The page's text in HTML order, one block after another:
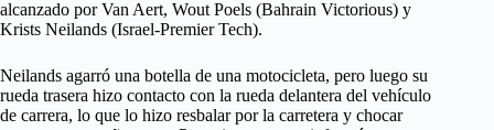
alcanzado por Van Aert, Wout Poels (Bahrain Victorious) y
Krists Neilands (Israel-Premier Tech).
Neilands agarró una botella de una motocicleta, pero luego su
rueda trasera hizo contacto con la rueda delantera del vehículo
de carrera, lo que lo hizo resbalar por la carretera y chocar